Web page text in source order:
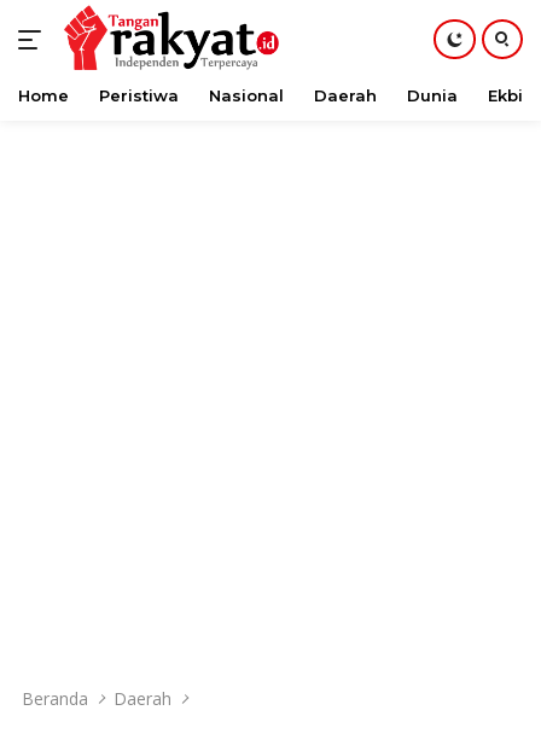
Langsung
Home Peristiwa Nasional Daerah Dunia Ekbis
Beranda Daerah